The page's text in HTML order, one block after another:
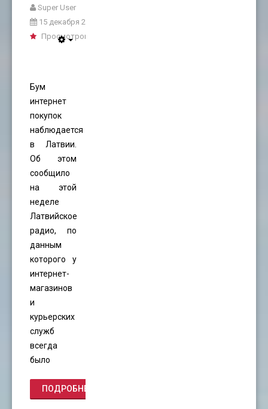
Super User
15 декабря 2020
Просмотров: 2395
Бум
интернет
покупок
наблюдается
в Латвии.
Об этом
сообщило
на этой
неделе
Латвийское
радио, по
данным
которого у
интернет-
магазинов
и
курьерских
служб
всегда
было
ПОДРОБНЕЕ...